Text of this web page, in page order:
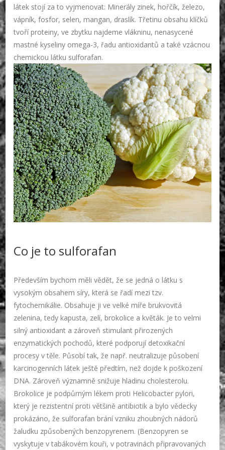
látek stojí za to vyjmenovat: Minerály zinek, hořčík, železo,
vápník, fosfor, selen, mangan, draslík. Třetinu obsahu klíčků
tvoří proteiny, ve zbytku najdeme vlákninu, nenasycené
mastné kyseliny omega-3, řadu antioxidantů a také vzácnou
chemickou látku sulforafan.
Co je to sulforafan
Především bychom měli vědět, že se jedná o látku s
vysokým obsahem síry, která se řadí mezi tzv.
fytochemikálie. Obsahuje ji ve velké míře brukvovitá
zelenina, tedy kapusta, zelí, brokolice a květák. Je to velmi
silný antioxidant a zároveň stimulant přirozených
enzymatických pochodů, které podporují detoxikační
procesy v těle. Působí tak, že např. neutralizuje působení
karcinogenních látek ještě předtím, než dojde k poškození
DNA. Zároveň významně snižuje hladinu cholesterolu.
Brokolice je podpůrným lékem proti Helicobacter pylori,
který je rezistentní proti většině antibiotik a bylo vědecky
prokázáno, že sulforafan brání vzniku zhoubných nádorů
žaludku způsobených benzopyrenem. (Benzopyren se
vyskytuje v tabákovém kouři, v potravinách připravovaných